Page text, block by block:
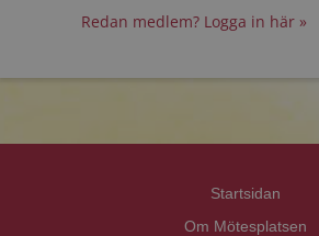
Redan medlem? Logga in här »
Startsidan
Om Mötesplatsen